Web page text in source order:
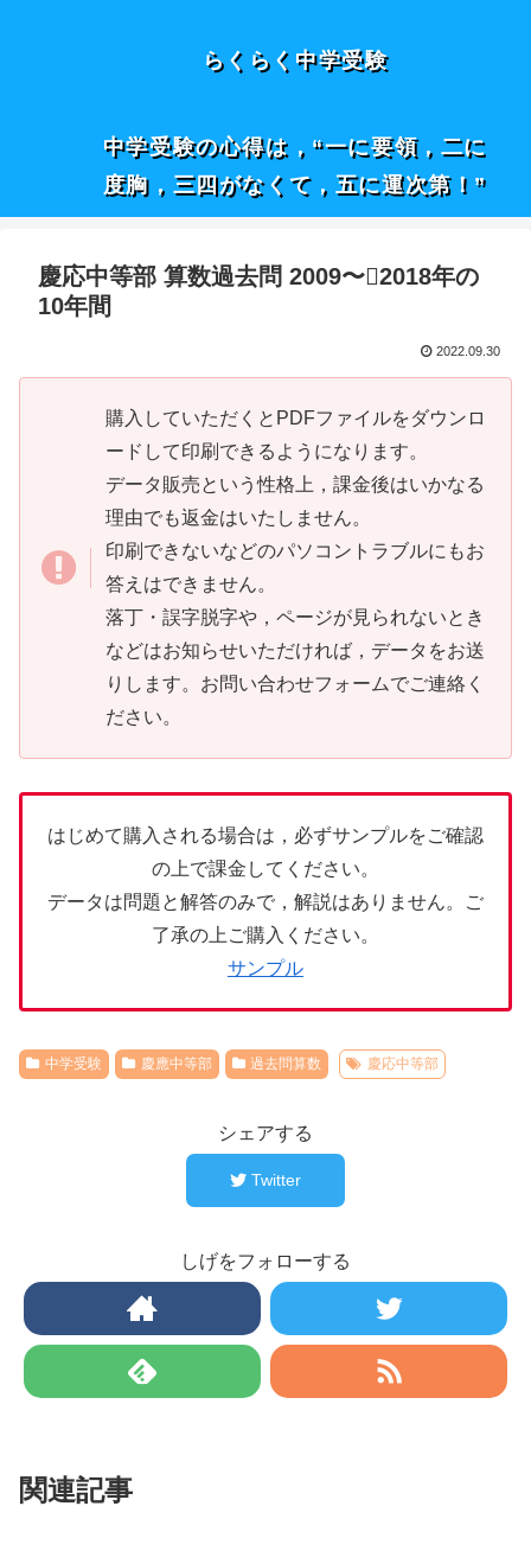
らくらく中学受験
中学受験の心得は，“一に要領，二に
度胸，三四がなくて，五に運次第！”
慶応中等部 算数過去問 2009〜2018年の
10年間
2022.09.30
購入していただくとPDFファイルをダウンロ
ードして印刷できるようになります。
データ販売という性格上，課金後はいかなる
理由でも返金はいたしません。
印刷できないなどのパソコントラブルにもお
答えはできません。
落丁・誤字脱字や，ページが見られないとき
などはお知らせいただければ，データをお送
りします。お問い合わせフォームでご連絡く
ださい。
はじめて購入される場合は，必ずサンプルをご確認
の上で課金してください。
データは問題と解答のみで，解説はありません。ご
了承の上ご購入ください。
サンプル
中学受験 慶應中等部 過去問算数 慶応中等部
シェアする
Twitter
しげをフォローする
関連記事